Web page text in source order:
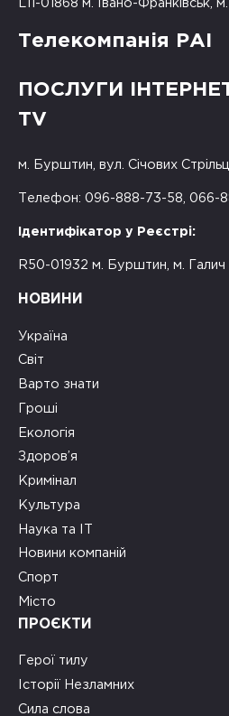
L11-01868 м. Івано-Франківськ,
Телекомпанія РАІ
ПОСЛУГИ
TV
м. Бурштин, вул. Січових
Телефон: 096-888-73-58, 066-
Ідентифікатор у Реєстрі:
R50-01932 м. Бурштин, м. Галич
НОВИНИ
Україна
Світ
Варто знати
Гроші
Екологія
Здоров’я
Кримінал
Культура
Наука та ІТ
Новини компаній
Спорт
Місто
ПРОЄКТИ
Герої тилу
Історії Незламних
Сила слова